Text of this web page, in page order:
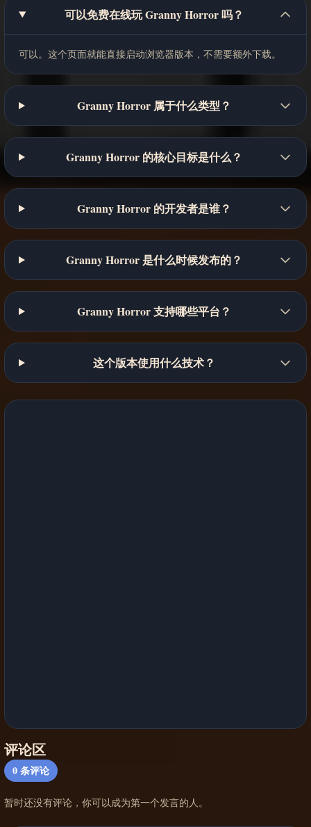
可以免费在线玩 Granny Horror 吗？
可以。这个页面就能直接启动浏览器版本，不需要额外下载。
Granny Horror 属于什么类型？
Granny Horror 的核心目标是什么？
Granny Horror 的开发者是谁？
Granny Horror 是什么时候发布的？
Granny Horror 支持哪些平台？
这个版本使用什么技术？
评论区
0条评论
暂时还没有评论，你可以成为第一个发言的人。